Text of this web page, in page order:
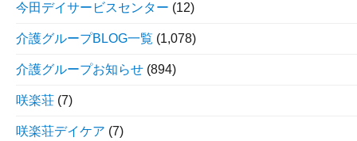
今田デイサービスセンター (12)
介護グループBLOG一覧 (1,078)
介護グループお知らせ (894)
咲楽荘 (7)
咲楽荘デイケア (7)